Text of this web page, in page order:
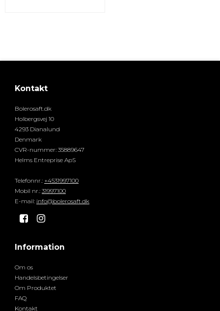
Kontakt
Bolerosaft.dk
Holbergsvej 10
4293 Dianalund
Denmark
CVR-nummer: 35889647
Helms Entreprise ApS
Telefonnr.: +4531997100
Mobil nr.: 31997100
E-mail: info@bolerosaft.dk
Information
Om os
Handelsbetingelser
Om Produktet
FAQ
Kontakt